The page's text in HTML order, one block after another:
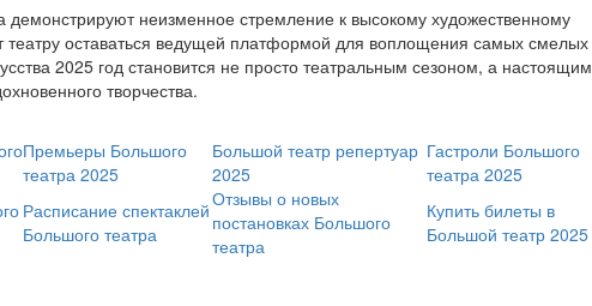
неизменное стремление к высокому художественному
театру оставаться ведущей платформой для воплощения самых смелых
2025 год становится не просто театральным сезоном, а настоящим
творчества.
Премьеры Большого
театра 2025
Большой театр репертуар
2025
Гастроли Большого
театра 2025
Расписание спектаклей
Большого театра
Отзывы о новых
постановках Большого
театра
Купить билеты в
Большой театр 2025